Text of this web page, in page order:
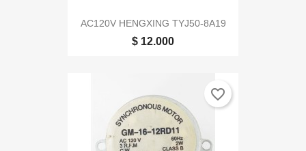
AC120V HENGXING TYJ50-8A19
$ 12.000
favorite_border